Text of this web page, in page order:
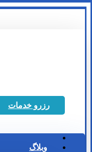
رزرو خدمات
وبلاگ